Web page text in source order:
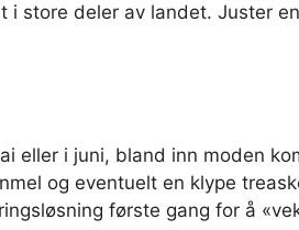
i store deler av landet. Juster
eller i juni, bland inn moden
og eventuelt en klype
første gang for å